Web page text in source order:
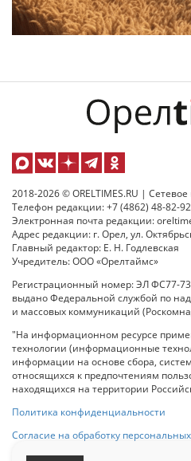
2018-2026 © ORELTIMES.RU |
Телефон редакции: +7 (4862) 48-82-92
Электронная почта редакции:
Адрес редакции: г. Орел, ул.
Главный редактор: Е. Н. Годлевская
Учредитель: ООО «Орелтаймс»
Регистрационный номер: ЭЛ ФС77-
выдано Федеральной службой по
и массовых коммуникаций
"На информационном ресурсе
технологии (информационные
информации на основе сбора,
относящихся к предпочтениям
находящихся на территории
Политика конфиденциальности
Согласие на обработку